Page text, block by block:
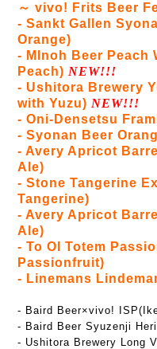
～ vivo! Frits Beer
- Sankt Gallen
Orange)
- MInoh Beer Peach
Peach) NEW!!!
- Ushitora Brewery
with Yuzu) NEW!!!
- Oni-Densetsu
- Syonan Beer
- Avery Apricot
Ale)
- Stone Tangerine
Tangerine)
- Avery Apricot
Ale)
- To Ol Totem
Passionfruit)
- Linemans
- Baird Beer×vivo!
- Baird Beer Syuzenji
- Ushitora Brewery Long